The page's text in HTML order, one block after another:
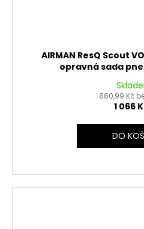
AIRMAN ResQ Scout
opravná sada
880,99 Kč
1 066
DO